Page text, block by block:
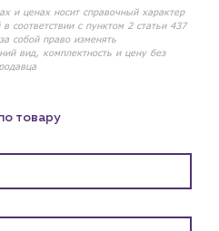
и ценах носит справочный характер
соответствии с пунктом 2 статьи 437
собой право изменять
вид, комплектность и цену без
товару